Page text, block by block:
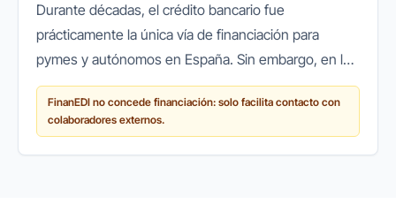
Durante décadas, el crédito bancario fue
prácticamente la única vía de financiación para
pymes y autónomos en España. Sin embargo, en los
últimos años ha surgido un cambio de paradigma:
cada vez más empresas recurren a...
FinanEDI no concede financiación: solo facilita contacto con
colaboradores externos.